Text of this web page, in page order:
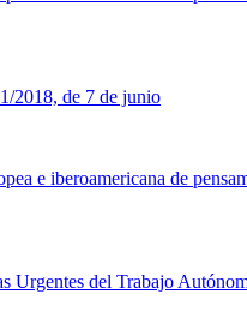
2018, de 7 de junio
e iberoamericana de
Urgentes del Trabajo